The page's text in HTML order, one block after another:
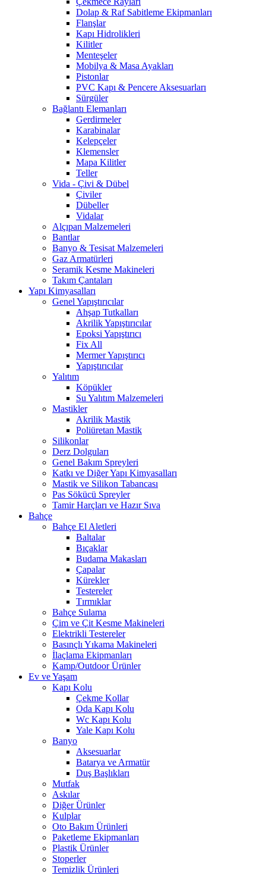
Dolap & Raf Sabitleme Ekipmanları
Flanşlar
Kapı Hidrolikleri
Kilitler
Menteşeler
Mobilya & Masa Ayakları
Pistonlar
PVC Kapı & Pencere Aksesuarları
Sürgüler
Bağlantı Elemanları
Gerdirmeler
Karabinalar
Kelepçeler
Klemensler
Mapa Kilitler
Teller
Vida - Çivi & Dübel
Çiviler
Dübeller
Vidalar
Alçıpan Malzemeleri
Bantlar
Banyo & Tesisat Malzemeleri
Gaz Armatürleri
Seramik Kesme Makineleri
Takım Çantaları
Yapı Kimyasalları
Genel Yapıştırıcılar
Ahşap Tutkalları
Akrilik Yapıştırıcılar
Epoksi Yapıştırıcı
Fix All
Mermer Yapıştırıcı
Yapıştırıcılar
Yalıtım
Köpükler
Su Yalıtım Malzemeleri
Mastikler
Akrilik Mastik
Poliüretan Mastik
Silikonlar
Derz Dolguları
Genel Bakım Spreyleri
Katkı ve Diğer Yapı Kimyasalları
Mastik ve Silikon Tabancası
Pas Sökücü Spreyler
Tamir Harçları ve Hazır Sıva
Bahçe
Bahçe El Aletleri
Baltalar
Bıçaklar
Budama Makasları
Çapalar
Kürekler
Testereler
Tırmıklar
Bahçe Sulama
Çim ve Çit Kesme Makineleri
Elektrikli Testereler
Basınçlı Yıkama Makineleri
İlaçlama Ekipmanları
Kamp/Outdoor Ürünler
Ev ve Yaşam
Kapı Kolu
Çekme Kollar
Oda Kapı Kolu
Wc Kapı Kolu
Yale Kapı Kolu
Banyo
Aksesuarlar
Batarya ve Armatür
Duş Başlıkları
Mutfak
Askılar
Diğer Ürünler
Kulplar
Oto Bakım Ürünleri
Paketleme Ekipmanları
Plastik Ürünler
Stoperler
Temizlik Ürünleri